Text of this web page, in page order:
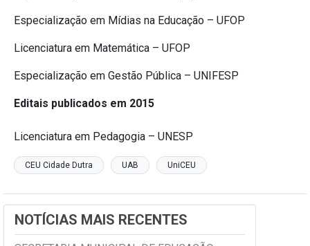
Especialização em Mídias na Educação – UFOP
Licenciatura em Matemática – UFOP
Especialização em Gestão Pública – UNIFESP
Editais publicados em 2015
Licenciatura em Pedagogia – UNESP
CEU Cidade Dutra UAB UniCEU
NOTÍCIAS MAIS RECENTES